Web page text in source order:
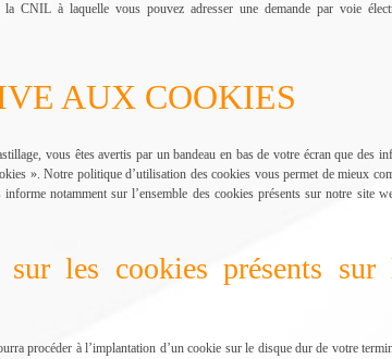
la CNIL à laquelle vous pouvez adresser une demande par voie
AUX COOKIES
vous êtes avertis par un bandeau en bas de votre écran que des
». Notre politique d’utilisation des cookies vous permet de mieux
notamment sur l’ensemble des cookies présents sur notre site
sur les cookies présents
procéder à l’implantation d’un cookie sur le disque dur de votre